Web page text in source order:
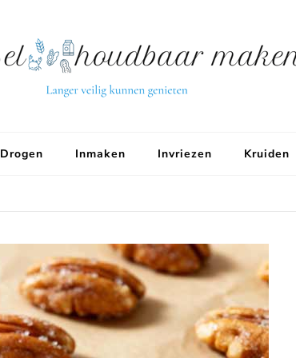
Drogen Inmaken Invriezen Kruiden